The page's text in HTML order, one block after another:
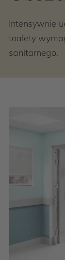
Intensywnie
toalety
sanitarnego.